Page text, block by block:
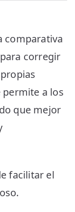
comparativa
corregir
permite a los
que mejor
facilitar el